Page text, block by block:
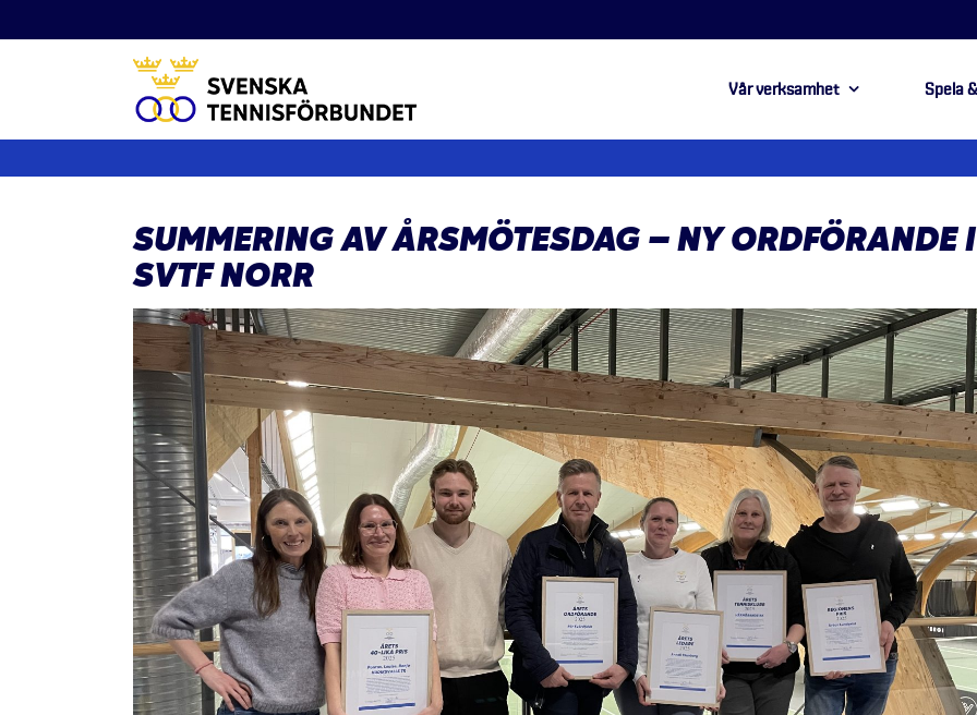
till
Vår verksamhet Spela
SUMMERING AV ÅRSMÖTESDAG – NY ORDFÖRANDE I
SVTF NORR